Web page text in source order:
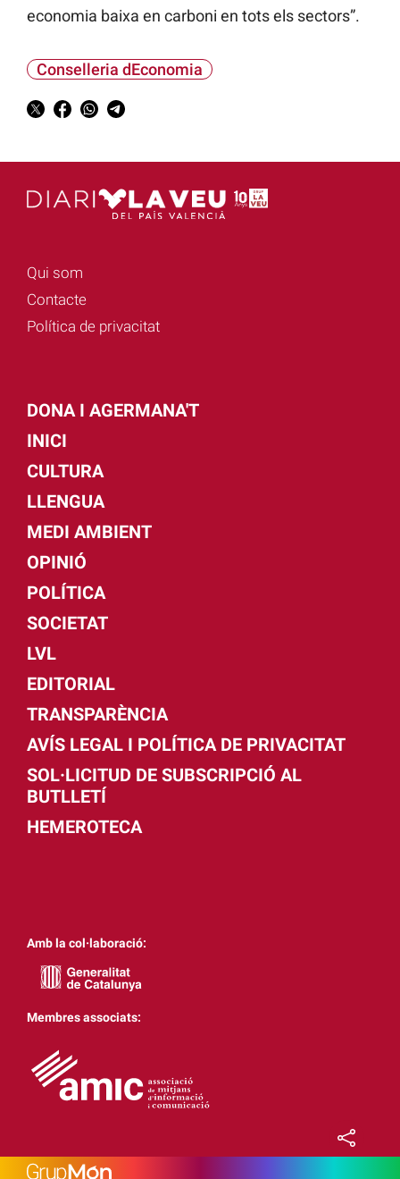
economia baixa en carboni en tots els sectors”.
Conselleria dEconomia
Qui som
Contacte
Política de privacitat
DONA I AGERMANA'T
INICI
CULTURA
LLENGUA
MEDI AMBIENT
OPINIÓ
POLÍTICA
SOCIETAT
LVL
EDITORIAL
TRANSPARÈNCIA
AVÍS LEGAL I POLÍTICA DE PRIVACITAT
SOL·LICITUD DE SUBSCRIPCIÓ AL
BUTLLETÍ
HEMEROTECA
Amb la col·laboració:
Membres associats: